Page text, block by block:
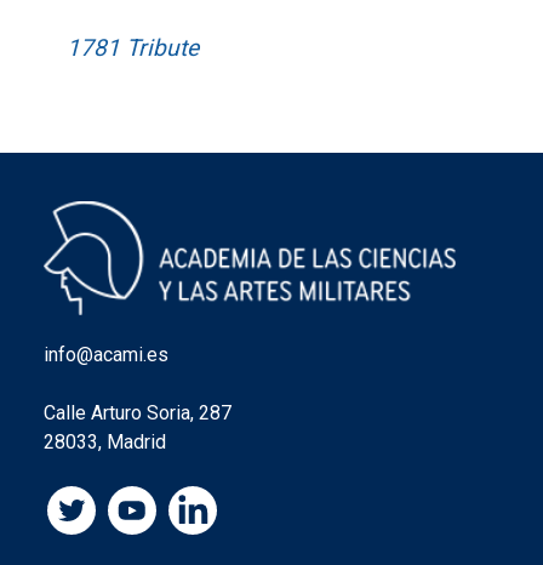
1781 Tribute
info@acami.es
Calle Arturo Soria, 287
28033, Madrid